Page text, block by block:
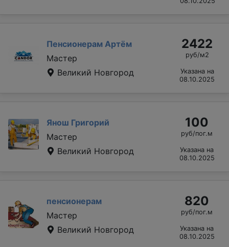
Пенсионерам Артём
Мастер
Великий Новгород
2422
руб/м2
Указана на
08.10.2025
Янош Григорий
Мастер
Великий Новгород
100
руб/пог.м
Указана на
08.10.2025
пенсионерам
Мастер
Великий Новгород
820
руб/пог.м
Указана на
08.10.2025